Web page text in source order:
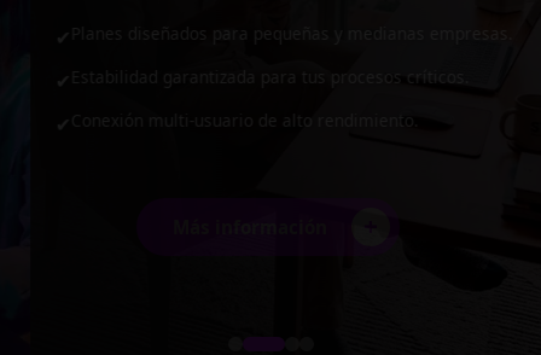
Planes diseñados para pequeñas y medianas empresas.
Estabilidad garantizada para tus procesos críticos.
Conexión multi-usuario de alto rendimiento.